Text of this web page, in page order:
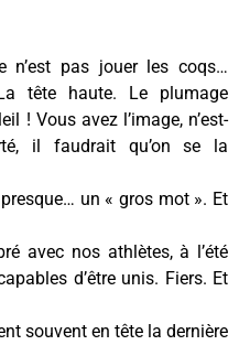
pas jouer les coqs…
tête haute. Le plumage
! Vous avez l’image, n’est-
il faudrait qu’on se la
un « gros mot ». Et
avec nos athlètes, à l’été
d’être unis. Fiers. Et
souvent en tête la dernière